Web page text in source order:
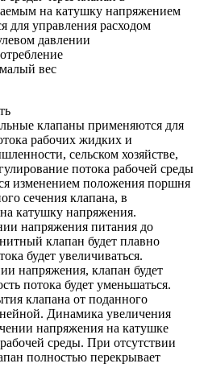
на катушку напряжением
для управления расходом
давлении
вес
клапаны применяются для
рабочих жидких и
сельском хозяйстве,
потока рабочей среды
изменением положения поршня
сечения клапана, в
катушку напряжения.
напряжения питания до
клапан будет плавно
будет увеличиваться.
напряжения, клапан будет
потока будет уменьшаться.
клапана от поданного
Динамика увеличения
напряжения на катушке
среды. При отсутствии
полностью перекрывает